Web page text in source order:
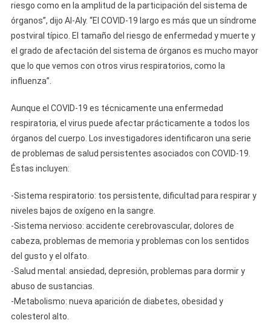
riesgo como en la amplitud de la participación del sistema de
órganos”, dijo Al-Aly. “El COVID-19 largo es más que un síndrome
postviral típico. El tamaño del riesgo de enfermedad y muerte y
el grado de afectación del sistema de órganos es mucho mayor
que lo que vemos con otros virus respiratorios, como la
influenza”.
Aunque el COVID-19 es técnicamente una enfermedad
respiratoria, el virus puede afectar prácticamente a todos los
órganos del cuerpo. Los investigadores identificaron una serie
de problemas de salud persistentes asociados con COVID-19.
Éstas incluyen:
-Sistema respiratorio: tos persistente, dificultad para respirar y
niveles bajos de oxígeno en la sangre.
-Sistema nervioso: accidente cerebrovascular, dolores de
cabeza, problemas de memoria y problemas con los sentidos
del gusto y el olfato.
-Salud mental: ansiedad, depresión, problemas para dormir y
abuso de sustancias.
-Metabolismo: nueva aparición de diabetes, obesidad y
colesterol alto.